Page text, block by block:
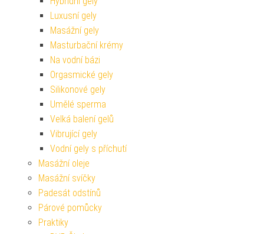
Luxusní gely
Masážní gely
Masturbační krémy
Na vodní bázi
Orgasmické gely
Silikonové gely
Umělé sperma
Velká balení gelů
Vibrující gely
Vodní gely s příchutí
Masážní oleje
Masážní svíčky
Padesát odstínů
Párové pomůcky
Praktiky